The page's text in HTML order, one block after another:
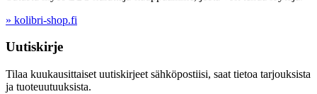
» kolibri-shop.fi
Uutiskirje
Tilaa kuukausittaiset uutiskirjeet sähköpostiisi, saat tietoa tarjouksista
ja tuoteuutuuksista.